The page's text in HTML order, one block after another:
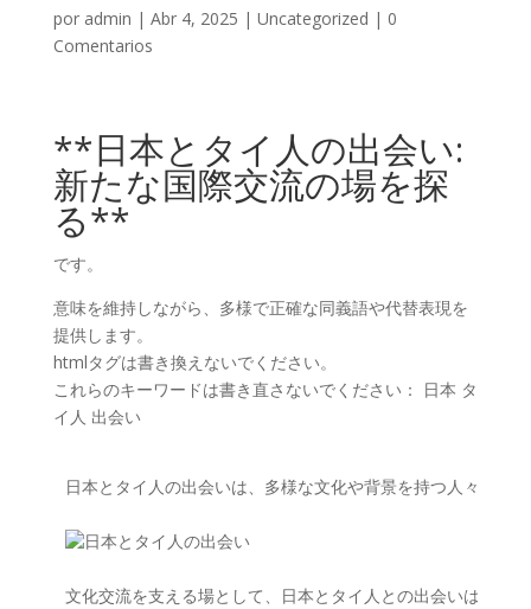
por admin | Abr 4, 2025 | Uncategorized | 0
Comentarios
**日本とタイ人の出会い:
新たな国際交流の場を探
る**
です。
意味を維持しながら、多様で正確な同義語や代替表現を
提供します。
htmlタグは書き換えないでください。
これらのキーワードは書き直さないでください： 日本 タ
イ人 出会い
日本とタイ人の出会いは、多様な文化や背景を持つ人々が新
文化交流を支える場として、日本とタイ人との出会いは重要